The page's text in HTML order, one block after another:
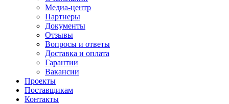
Медиа-центр
Партнеры
Документы
Отзывы
Вопросы и ответы
Доставка и оплата
Гарантии
Вакансии
Проекты
Поставщикам
Контакты